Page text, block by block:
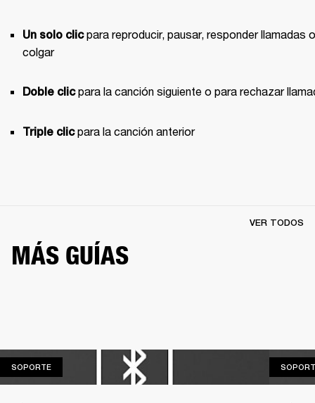
Un solo clic para reproducir, pausar, responder llamadas o
colgar
Doble clic para la canción siguiente o para rechazar
Triple clic para la canción anterior
MÁS GUÍAS
VER TODOS
SOPORTESOPORTE